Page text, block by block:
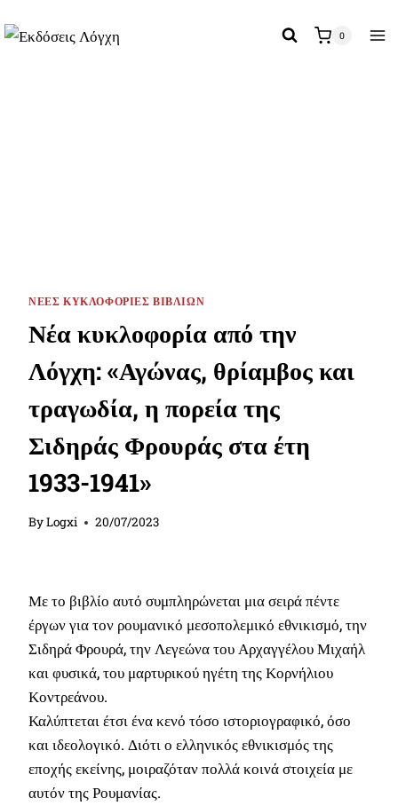
to
0
ΝΈΕΣ ΚΥΚΛΟΦΟΡΊΕΣ ΒΙΒΛΊΩΝ
Νέα κυκλοφορία από την
Λόγχη: «Αγώνας, θρίαμβος και
τραγωδία, η πορεία της
Σιδηράς Φρουράς στα έτη
1933-1941»
ByLogxi 20/07/2023
Με το βιβλίο αυτό συμπληρώνεται μια σειρά πέντε
έργων για τον ρουμανικό μεσοπολεμικό εθνικισμό, την
Σιδηρά Φρουρά, την Λεγεώνα του Αρχαγγέλου Μιχαήλ
και φυσικά, του μαρτυρικού ηγέτη της Κορνήλιου
Κοντρεάνου.
Καλύπτεται έτσι ένα κενό τόσο ιστοριογραφικό, όσο
και ιδεολογικό. Διότι ο ελληνικός εθνικισμός της
εποχής εκείνης, μοιραζόταν πολλά κοινά στοιχεία με
αυτόν της Ρουμανίας.